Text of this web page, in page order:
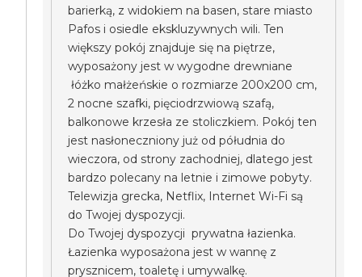
barierką, z widokiem na basen, stare miasto
Pafos i osiedle ekskluzywnych wili. Ten
większy pokój znajduje się na piętrze,
wyposażony jest w wygodne drewniane
łóżko małżeńskie o rozmiarze 200x200 cm,
2 nocne szafki, pięciodrzwiową szafą,
balkonowe krzesła ze stoliczkiem. Pokój ten
jest nasłoneczniony już od półudnia do
wieczora, od strony zachodniej, dlatego jest
bardzo polecany na letnie i zimowe pobyty.
Telewizja grecka, Netflix, Internet Wi-Fi są
do Twojej dyspozycji.
Do Twojej dyspozycji prywatna łazienka.
Łazienka wyposażona jest w wannę z
prysznicem, toaletę i umywalkę.